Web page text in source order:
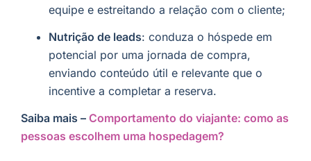
equipe e estreitando a relação com o cliente;
Nutrição de leads: conduza o hóspede em
potencial por uma jornada de compra,
enviando conteúdo útil e relevante que o
incentive a completar a reserva.
Saiba mais – Comportamento do viajante: como as
pessoas escolhem uma hospedagem?